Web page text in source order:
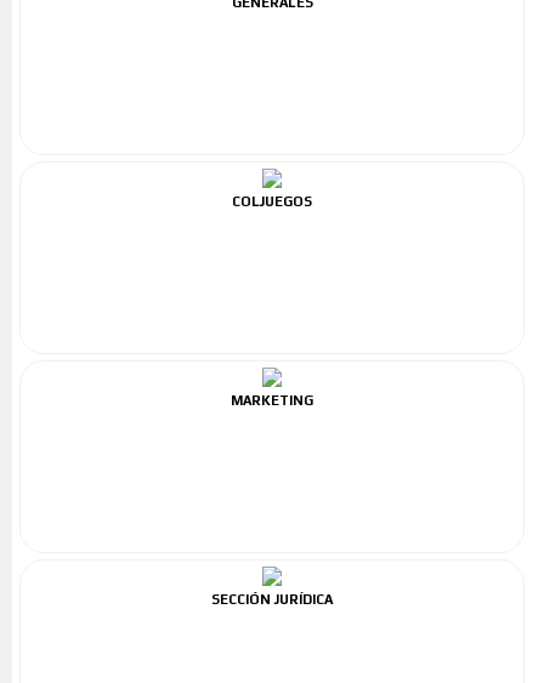
COLJUEGOS
MARKETING
SECCIÓN JURÍDICA